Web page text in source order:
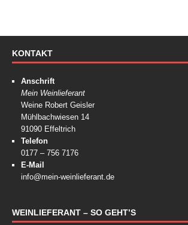
KONTAKT
Anschrift
Mein Weinlieferant
Weine Robert Geisler
Mühlbachwiesen 14
91090 Effeltrich
Telefon
0177 – 756 7176
E-Mail
info@mein-weinlieferant.de
WEINLIEFERANT – SO GEHT’S